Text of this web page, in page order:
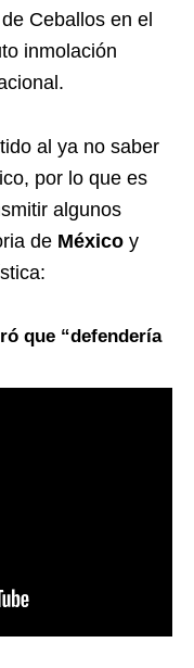
Ceballos en el
inmolación
al ya no saber
por lo que es
algunos
de México y
que “defendería